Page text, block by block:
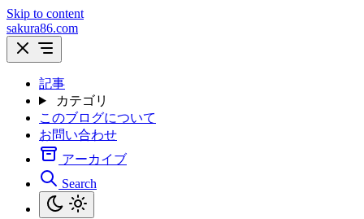
Skip to content
sakura86.com
記事
カテゴリ
このブログについて
お問い合わせ
アーカイブ
Search